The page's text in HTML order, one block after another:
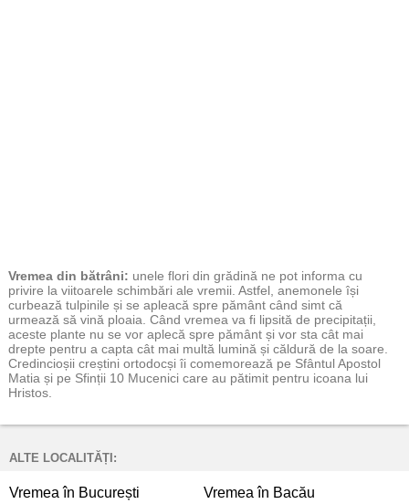
Vremea din bătrâni: unele flori din grădină ne pot informa cu
privire la viitoarele schimbări ale vremii. Astfel, anemonele își
curbează tulpinile și se apleacă spre pământ când simt că
urmează să vină ploaia. Când vremea va fi lipsită de precipitații,
aceste plante nu se vor aplecă spre pământ și vor sta cât mai
drepte pentru a capta cât mai multă lumină și căldură de la soare.
Credincioșii creștini ortodocși îi comemorează pe Sfântul Apostol
Matia și pe Sfinții 10 Mucenici care au pătimit pentru icoana lui
Hristos.
ALTE LOCALITĂȚI:
Vremea în București Vremea în Bacău